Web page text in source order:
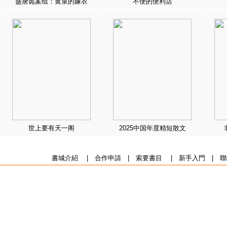
世上要有天一阁 2025中国年度精短散文
書城介紹 合作申請| 索要書目 新手入門